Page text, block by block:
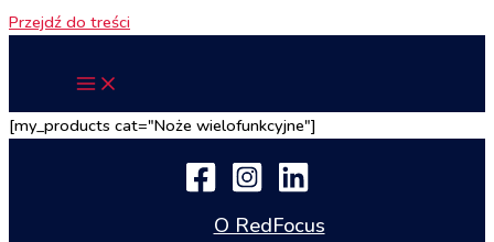
Przejdź do treści
[my_products cat="Noże wielofunkcyjne"]
O RedFocus